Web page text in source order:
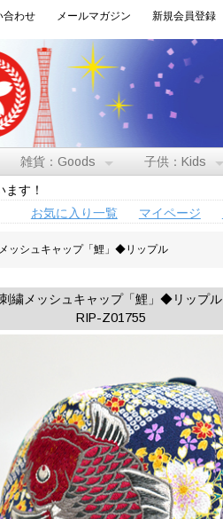
合わせ メールマガジン 新規会員登録
雑貨：Goods 子供：Kids
す！
お気に入り一覧
マイページ
ッシュキャップ「鯉」◆リップル
刺繍メッシュキャップ「鯉」◆リップル
RIP-Z01755